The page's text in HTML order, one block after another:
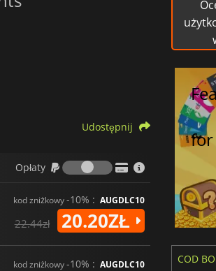
Udostępnij
Opłaty
Opłaty
kod zniżkowy-10% : AUGDLC10
22.44zł 20.20ZŁ
kod zniżkowy-10% : AUGDLC10
COD